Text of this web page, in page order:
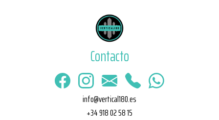
Contacto
info@vertical180.es
+34 918 02 58 15